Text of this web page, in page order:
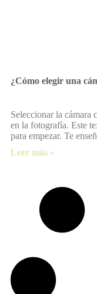
¿Cómo elegir una
Seleccionar la cámara
en la fotografía. Este
para empezar. Te
Leer más »